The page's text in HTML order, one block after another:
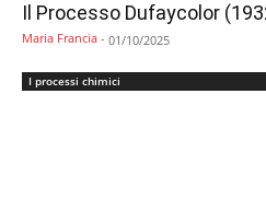
Il Processo Dufaycolor
Maria Francia - 01/10/2025
I processi chimici